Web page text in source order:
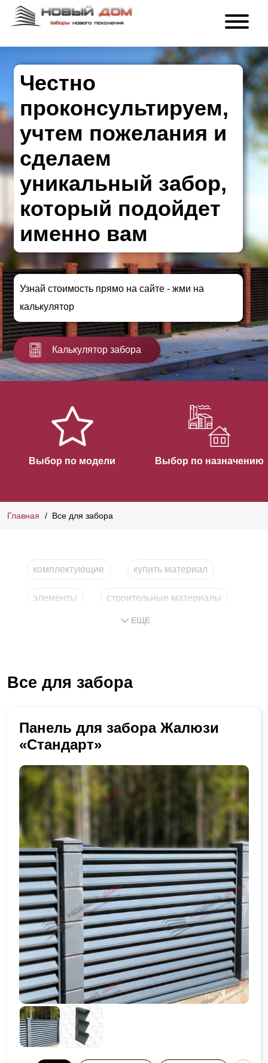
Честно
проконсультируем,
учтем пожелания и
сделаем
уникальный забор,
который подойдет
именно вам
Узнай стоимость прямо на сайте - жми на
калькулятор
Калькулятор забора
Выбор по модели Выбор по назначению
Главная Все для забора
комплектующие купить материал
элементы строительные материалы
купить материал дешево
ЕЩЕ
Все для забора
Панель для забора Жалюзи
«Стандарт»